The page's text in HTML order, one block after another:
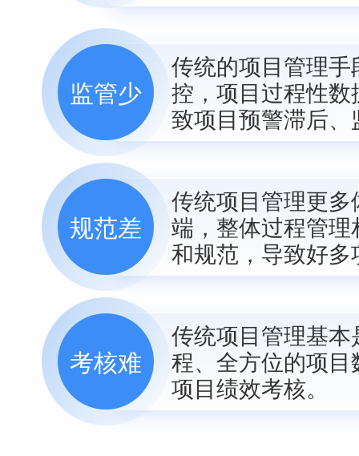
监管少
传统的项目管理
控，项目过程性
致项目预警滞后
规范差
传统项目管理更
端，整体过程管
和规范，导致好
考核难
传统项目管理基
程、全方位的项
项目绩效考核。